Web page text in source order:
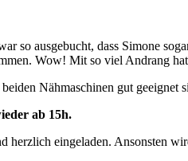
offenen
Gartenpforte
dieses
mit
Konzert
so ausgebucht, dass Simone
Wow! Mit so viel Andrang
Nähmaschinen gut
ab 15h.
herzlich eingeladen. Ansonsten